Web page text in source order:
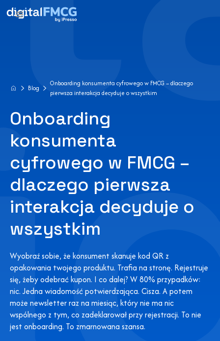
Blog
Onboarding konsumenta cyfrowego w FMCG – dlaczego
pierwsza interakcja decyduje o wszystkim
Onboarding
konsumenta
cyfrowego w FMCG –
dlaczego pierwsza
interakcja decyduje o
wszystkim
Wyobraź sobie, że konsument skanuje kod QR z
opakowania twojego produktu. Trafia na stronę. Rejestruje
się, żeby odebrać kupon. I co dalej? W 80% przypadków:
nic. Jedna wiadomość potwierdzająca. Cisza. A potem
może newsletter raz na miesiąc, który nie ma nic
wspólnego z tym, co zadeklarował przy rejestracji. To nie
jest onboarding. To zmarnowana szansa.